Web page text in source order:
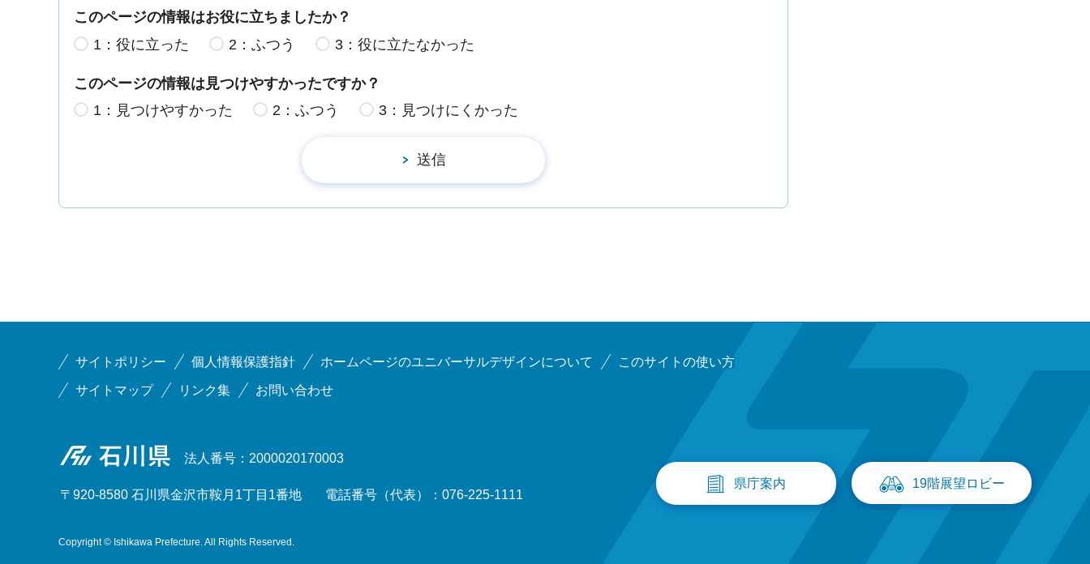
このページの情報はお役に立ちましたか？
1：役に立った
2：ふつう 3：役に立たなかった
このページの情報は見つけやすかったですか？
1：見つけやすかった
2：ふつう 3：見つけにくかった
サイトポリシー 個人情報保護指針 ホームページのユニバーサルデザインについて このサイトの使い方
サイトマップ リンク集 お問い合わせ
石川県 法人番号：2000020170003
〒920-8580 石川県金沢市鞍月1丁目1番地 電話番号（代表）：076-225-1111
県庁案内 19階展望ロビー
Copyright © Ishikawa Prefecture. All Rights Reserved.